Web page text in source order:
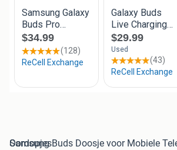
Samsung Buds Doosje voor Mobiele Telefoons en Oordopjes